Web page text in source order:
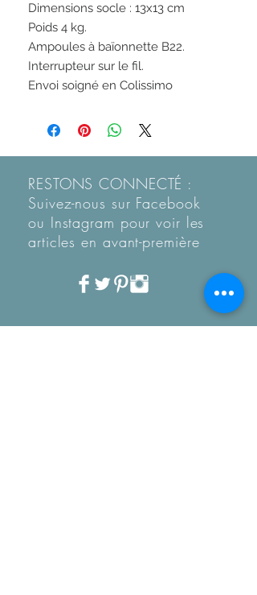
Dimensions socle : 13x13 cm
Poids 4 kg.
Ampoules à baïonnette B22.
Interrupteur sur le fil.
Envoi soigné en Colissimo
RESTONS CONNECTÉ :
Suivez-nous sur Facebook
ou Instagram pour voir les
articles en avant-première